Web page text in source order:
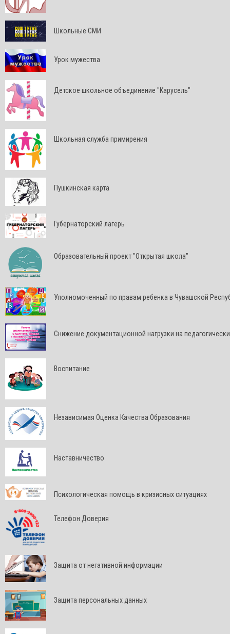
Школьные СМИ
Урок мужества
Детское школьное объединение "Карусель"
Школьная служба примирения
Пушкинская карта
Губернаторский лагерь
Образовательный проект "Открытая школа"
Уполномоченный по правам ребенка в Чувашской
Снижение документационной нагрузки на
Воспитание
Независимая Оценка Качества Образования
Наставничество
Психологическая помощь в кризисных ситуациях
Телефон Доверия
Защита от негативной информации
Защита персональных данных